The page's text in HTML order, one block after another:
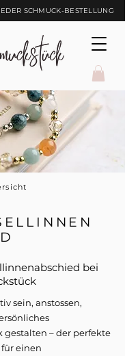
SCHMUCK-BESTELLUNG
bei
sein, anstossen,
gestalten – der perfekte
einen